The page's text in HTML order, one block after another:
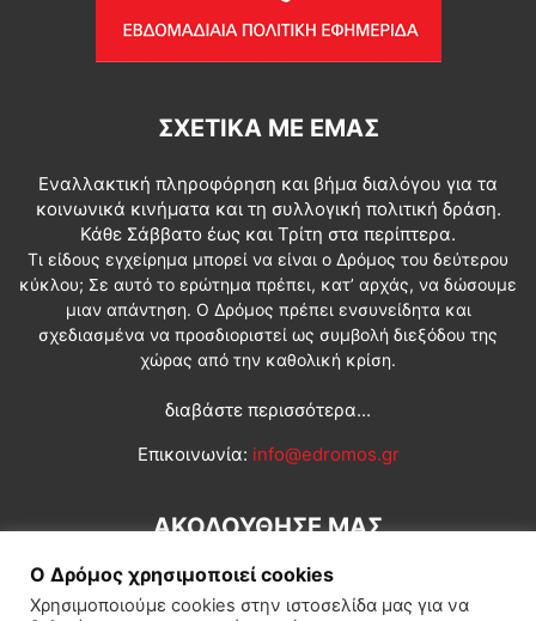
ΣΧΕΤΙΚΆ ΜΕ ΕΜΆΣ
Εναλλακτική πληροφόρηση και βήμα διαλόγου για τα
κοινωνικά κινήματα και τη συλλογική πολιτική δράση.
Κάθε Σάββατο έως και Τρίτη στα περίπτερα.
Τι είδους εγχείρημα μπορεί να είναι ο Δρόμος του δεύτερου
κύκλου; Σε αυτό το ερώτημα πρέπει, κατ’ αρχάς, να δώσουμε
μιαν απάντηση. Ο Δρόμος πρέπει ενσυνείδητα και
σχεδιασμένα να προσδιοριστεί ως συμβολή διεξόδου της
χώρας από την καθολική κρίση.
διαβάστε περισσότερα...
Επικοινωνία: info@edromos.gr
ΑΚΟΛΟΥΘΗΣΕ ΜΑΣ
Ο Δρόμος χρησιμοποιεί cookies
Χρησιμοποιούμε cookies στην ιστοσελίδα μας για να